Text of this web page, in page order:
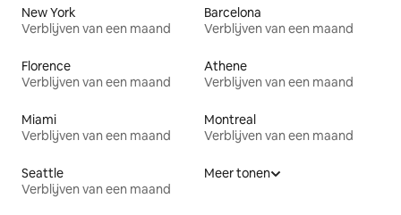
New York
Verblijven van een maand
Barcelona
Verblijven van een maand
Florence
Verblijven van een maand
Athene
Verblijven van een maand
Miami
Verblijven van een maand
Montreal
Verblijven van een maand
Seattle
Verblijven van een maand
Meer tonen